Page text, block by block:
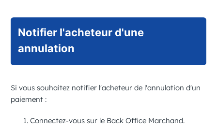
Notifier l'acheteur d'une
annulation
Si vous souhaitez notifier l'acheteur de l'annulation d'un
paiement :
Connectez-vous sur le Back Office Marchand.